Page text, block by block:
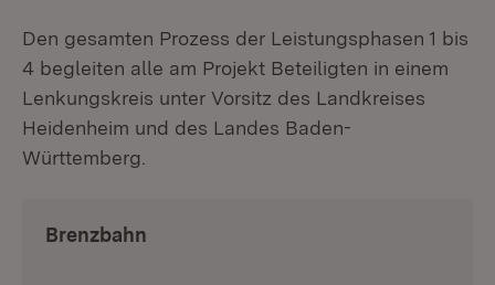
Den gesamten Prozess der Leistungsphasen 1 bis
4 begleiten alle am Projekt Beteiligten in einem
Lenkungskreis unter Vorsitz des Landkreises
Heidenheim und des Landes Baden-
Württemberg.
Brenzbahn